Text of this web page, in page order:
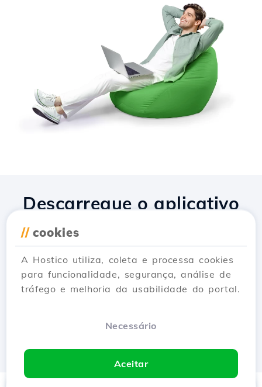
// cookies
A Hostico utiliza, coleta e processa cookies
para funcionalidade, segurança, análise de
tráfego e melhoria da usabilidade do portal.
Necessário
Aceitar
Descarregue o aplicativo